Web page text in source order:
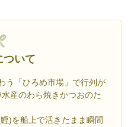
ついて
う「ひろめ市場」で行列が
産のわら焼きかつおのた
)を船上で活きたまま瞬間